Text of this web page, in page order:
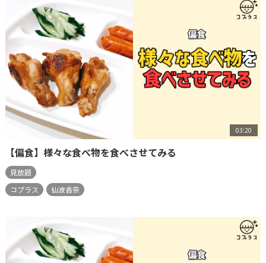
03:20
【偏食】様々な食べ物を食べさせてみる
見放題
コプラス
仙波香奈